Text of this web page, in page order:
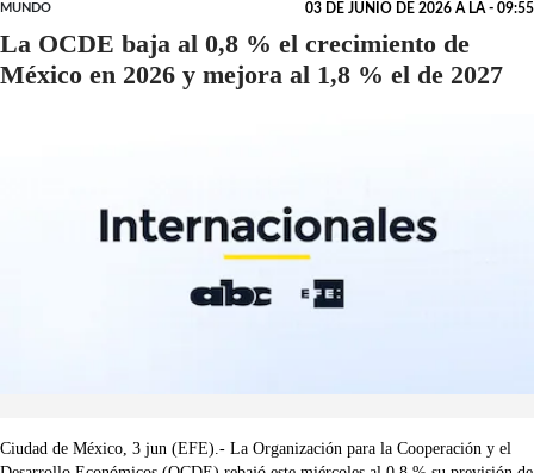
MUNDO 03 DE JUNIO DE 2026 A LA - 09:55
La OCDE baja al 0,8 % el crecimiento de
México en 2026 y mejora al 1,8 % el de 2027
Ciudad de México, 3 jun (EFE).- La Organización para la Cooperación y el